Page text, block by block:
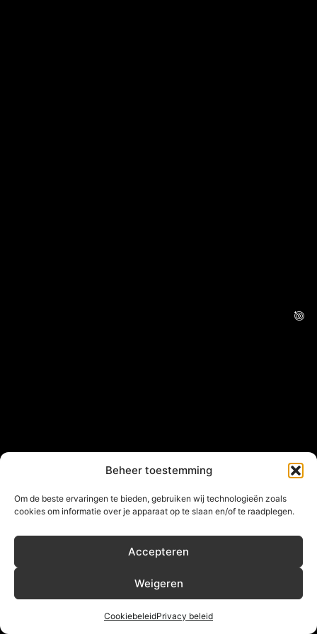
Beheer toestemming
Om de beste ervaringen te bieden, gebruiken wij technologieën zoals
cookies om informatie over je apparaat op te slaan en/of te raadplegen.
Accepteren
Weigeren
CookiebeleidPrivacy beleid